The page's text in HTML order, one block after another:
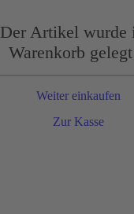
Der Artikel wurde
Warenkorb gelegt
Zur Kasse
Weiter einkaufen